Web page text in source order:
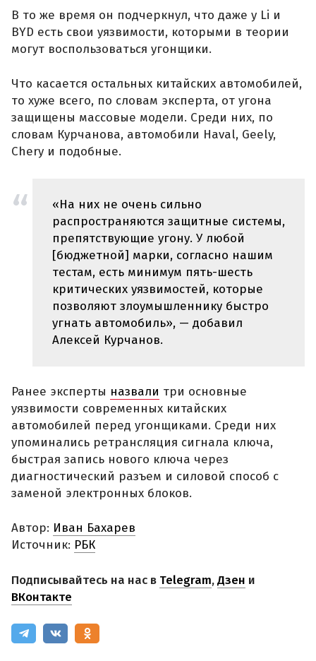
В то же время он подчеркнул, что даже у Li и
BYD есть свои уязвимости, которыми в теории
могут воспользоваться угонщики.
Что касается остальных китайских автомобилей,
то хуже всего, по словам эксперта, от угона
защищены массовые модели. Среди них, по
словам Курчанова, автомобили Haval, Geely,
Chery и подобные.
«На них не очень сильно
распространяются защитные системы,
препятствующие угону. У любой
[бюджетной] марки, согласно нашим
тестам, есть минимум пять-шесть
критических уязвимостей, которые
позволяют злоумышленнику быстро
угнать автомобиль», — добавил
Алексей Курчанов.
Ранее эксперты назвали три основные
уязвимости современных китайских
автомобилей перед угонщиками. Среди них
упоминались ретрансляция сигнала ключа,
быстрая запись нового ключа через
диагностический разъем и силовой способ с
заменой электронных блоков.
Автор: Иван Бахарев
Источник: РБК
Подписывайтесь на нас в Telegram,Дзен и
ВКонтакте